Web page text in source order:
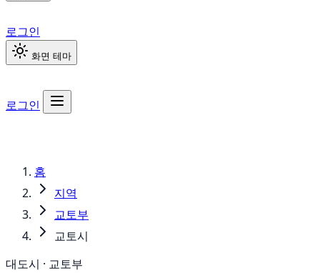
로그인
화면 테마
로그인
홈
지역
교토부
교토시
대도시 · 교토부